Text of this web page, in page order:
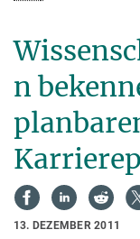
n
13. DEZEMBER 2011